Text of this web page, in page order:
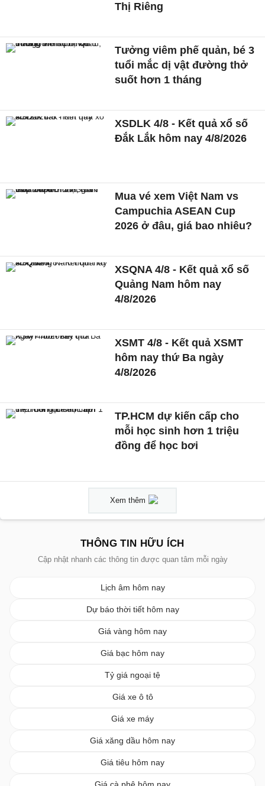
Thị Riêng
Tưởng viêm phế quản, bé 3
tuổi mắc dị vật đường thở
suốt hơn 1 tháng
XSDLK 4/8 - Kết quả xổ số
Đắk Lắk hôm nay 4/8/2026
Mua vé xem Việt Nam vs
Campuchia ASEAN Cup
2026 ở đâu, giá bao nhiêu?
XSQNA 4/8 - Kết quả xổ số
Quảng Nam hôm nay
4/8/2026
XSMT 4/8 - Kết quả XSMT
hôm nay thứ Ba ngày
4/8/2026
TP.HCM dự kiến cấp cho
mỗi học sinh hơn 1 triệu
đồng để học bơi
Xem thêm
THÔNG TIN HỮU ÍCH
Cập nhật nhanh các thông tin được quan tâm mỗi ngày
Lịch âm hôm nay
Dự báo thời tiết hôm nay
Giá vàng hôm nay
Giá bạc hôm nay
Tỷ giá ngoại tệ
Giá xe ô tô
Giá xe máy
Giá xăng dầu hôm nay
Giá tiêu hôm nay